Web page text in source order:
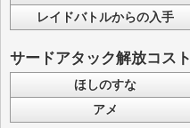
レイドバトルからの入手
サードアタック解放コスト
ほしのすな
アメ